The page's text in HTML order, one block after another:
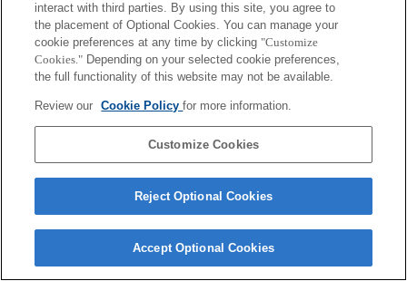
interact with third parties. By using this site, you agree to
the placement of Optional Cookies. You can manage your
cookie preferences at any time by clicking "Customize
Cookies." Depending on your selected cookie preferences,
the full functionality of this website may not be available.
Review our Cookie Policyfor more information.
Customize Cookies
Reject Optional Cookies
Accept Optional Cookies